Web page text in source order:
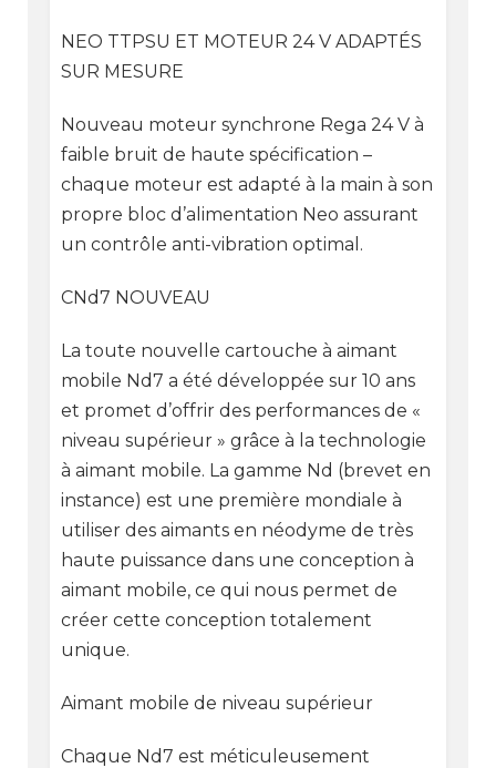
NEO TTPSU ET MOTEUR 24 V ADAPTÉS
SUR MESURE
Nouveau moteur synchrone Rega 24 V à
faible bruit de haute spécification –
chaque moteur est adapté à la main à son
propre bloc d’alimentation Neo assurant
un contrôle anti-vibration optimal.
CNd7 NOUVEAU
La toute nouvelle cartouche à aimant
mobile Nd7 a été développée sur 10 ans
et promet d’offrir des performances de «
niveau supérieur » grâce à la technologie
à aimant mobile. La gamme Nd (brevet en
instance) est une première mondiale à
utiliser des aimants en néodyme de très
haute puissance dans une conception à
aimant mobile, ce qui nous permet de
créer cette conception totalement
unique.
Aimant mobile de niveau supérieur
Chaque Nd7 est méticuleusement